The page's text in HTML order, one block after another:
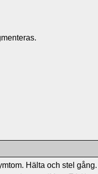
Hälta och stel